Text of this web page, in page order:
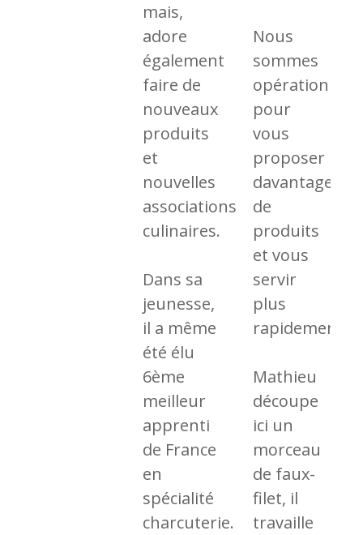
mais,
adore
également
faire de
nouveaux
produits
et
nouvelles
associations
culinaires.
Dans sa
jeunesse,
il a même
été élu
6ème
meilleur
apprenti
de France
en
spécialité
charcuterie.
Nous
sommes
opérationnels
pour
vous
proposer
davantage
de
produits
et vous
servir
plus
rapidement.
Mathieu
découpe
ici un
morceau
de faux-
filet, il
travaille